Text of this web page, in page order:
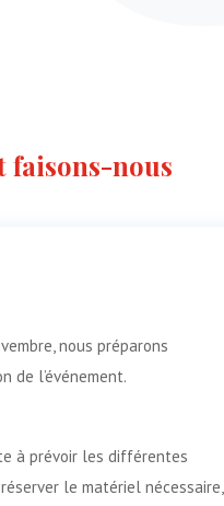
faisons-nous
nous préparons
de l’événement.
à prévoir les différentes
le matériel nécessaire,